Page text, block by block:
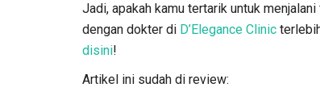
Jadi, apakah kamu tertarik untuk
dengan dokter di D’Elegance Clinic
disini!
Artikel ini sudah di review: